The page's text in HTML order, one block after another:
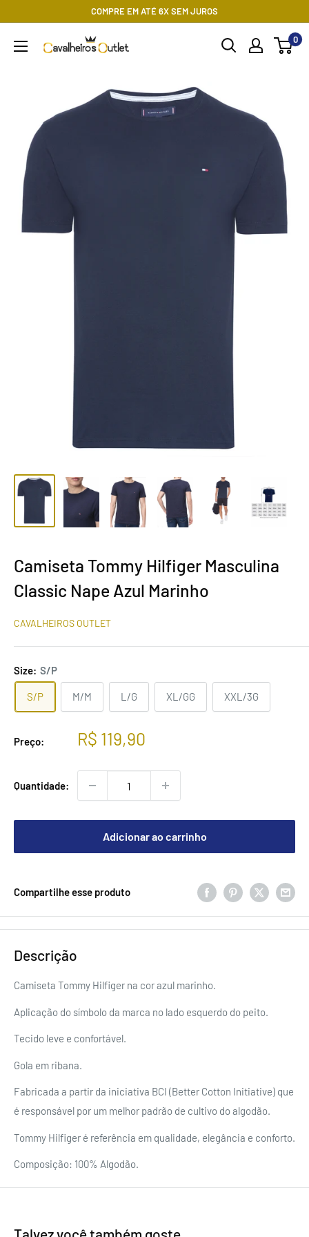
COMPRE EM ATÉ 6X SEM JUROS
Cavalheiros
0
Camiseta Tommy Hilfiger Masculina
Classic Nape Azul Marinho
CAVALHEIROS OUTLET
Size: S/P
S/P M/M L/G XL/GG XXL/3G
Preço:
Preço
R$ 119,90
Quantidade:
Adicionar ao carrinho
Compartilhe esse produto
Descrição
Camiseta Tommy Hilfiger na cor azul marinho.
Aplicação do símbolo da marca no lado esquerdo do peito.
Tecido leve e confortável.
Gola em ribana.
Fabricada a partir da iniciativa BCI (Better Cotton Initiative) que
é responsável por um melhor padrão de cultivo do algodão.
Tommy Hilfiger é referência em qualidade, elegância e conforto.
Composição: 100% Algodão.